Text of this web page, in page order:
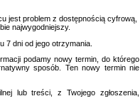
jest problem z dostępnością cyfrową,
najwygodniejszy.
7 dni od jego otrzymania.
podamy nowy termin, do którego
sposób. Ten nowy termin nie
lub treści, z Twojego zgłoszenia,